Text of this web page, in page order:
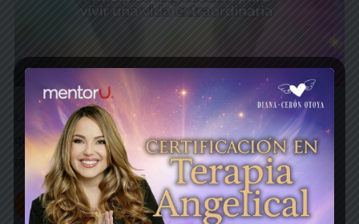
La Maestría en la Ciencia de la Manifestación Angelical
que te ayuda a crear tu vida extraordinaria 3 veces más
rápido con la ayuda del cielo, inscripciones abiertas…
Más información